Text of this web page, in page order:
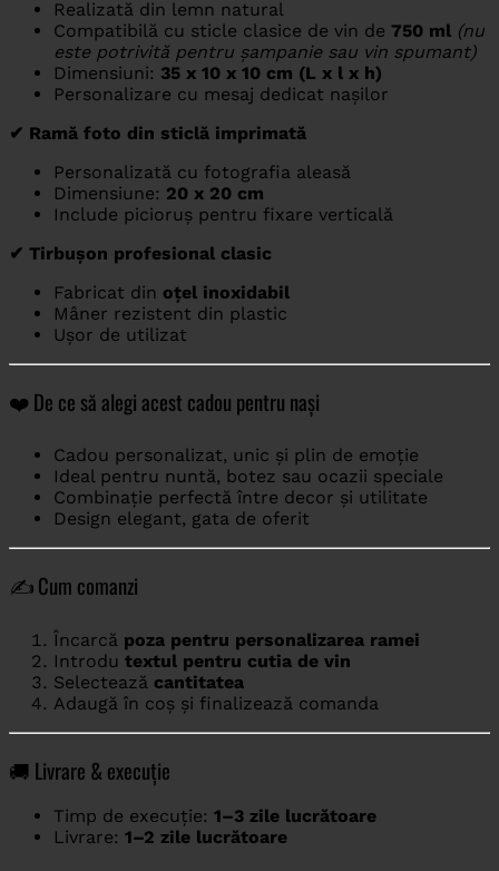
Realizată din lemn natural
Compatibilă cu sticle clasice de vin de 750 ml (nu
este potrivită pentru șampanie sau vin spumant)
Dimensiuni: 35 x 10 x 10 cm (L x l x h)
Personalizare cu mesaj dedicat nașilor
✔ Ramă foto din sticlă imprimată
Personalizată cu fotografia aleasă
Dimensiune: 20 x 20 cm
Include picioruș pentru fixare verticală
✔ Tirbușon profesional clasic
Fabricat din oțel inoxidabil
Mâner rezistent din plastic
Ușor de utilizat
❤️ De ce să alegi acest cadou pentru nași
Cadou personalizat, unic și plin de emoție
Ideal pentru nuntă, botez sau ocazii speciale
Combinație perfectă între decor și utilitate
Design elegant, gata de oferit
✍️ Cum comanzi
Încarcă poza pentru personalizarea ramei
Introdu textul pentru cutia de vin
Selectează cantitatea
Adaugă în coș și finalizează comanda
🚚 Livrare & execuție
Timp de execuție: 1–3 zile lucrătoare
Livrare: 1–2 zile lucrătoare